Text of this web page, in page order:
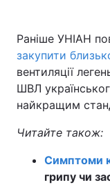
Раніше УНІАН
закупити
вентиляції
ШВЛ
найкращим
Читайте також:
Симптоми
грипу чи